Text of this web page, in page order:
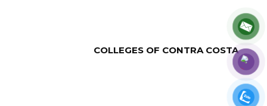
COLLEGES OF CONTRA COSTA